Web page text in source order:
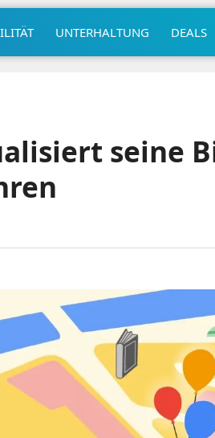
UNTERHALTUNG DEALS
seine